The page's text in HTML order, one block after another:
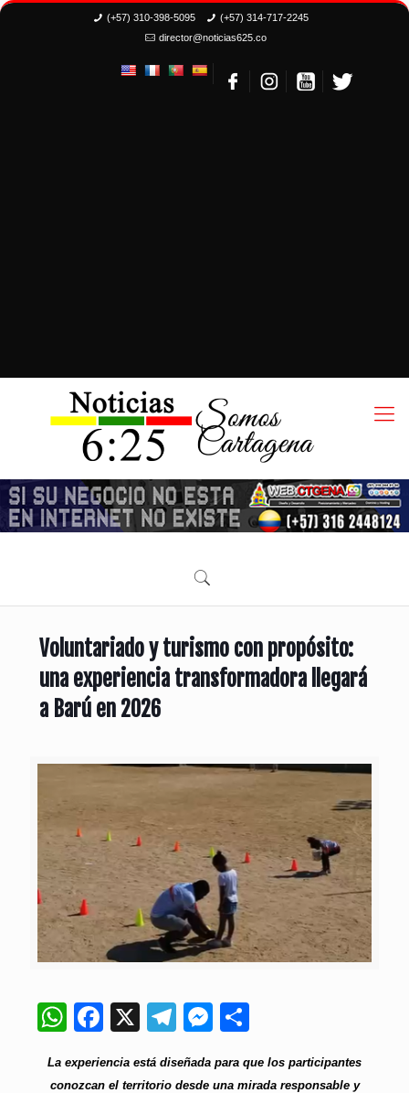
(+57) 310-398-5095
(+57) 314-717-2245
director@noticias625.co
Voluntariado y turismo con propósito:
una experiencia transformadora llegará
a Barú en 2026
WhatsApp
Facebook
X Telegram
Messenger
Compartir
La experiencia está diseñada para que los participantes
conozcan el territorio desde una mirada responsable y